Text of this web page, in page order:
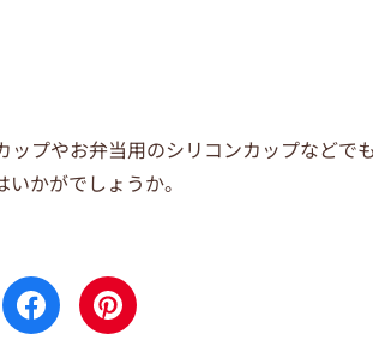
プやお弁当用のシリコンカップなどで
かがでしょうか。